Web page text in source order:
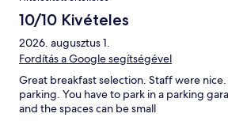
10/10 Kivételes
2026. augusztus 1.
Fordítás a Google segítségével
Great breakfast selection. Staff were
parking. You have to park in a parking
and the spaces can be small